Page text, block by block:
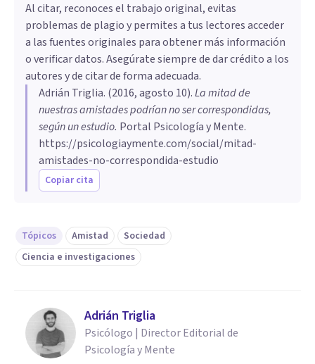
Al citar, reconoces el trabajo original, evitas
problemas de plagio y permites a tus lectores acceder
a las fuentes originales para obtener más información
o verificar datos. Asegúrate siempre de dar crédito a los
autores y de citar de forma adecuada.
Adrián Triglia. (2016, agosto 10).​La mitad de
nuestras amistades podrían no ser correspondidas,
según un estudio. Portal Psicología y Mente.
https://psicologiaymente.com/social/mitad-
amistades-no-correspondida-estudio
Copiar cita
Tópicos Amistad
Sociedad
Ciencia e investigaciones
Adrián Triglia
Psicólogo | Director Editorial de
Psicología y Mente